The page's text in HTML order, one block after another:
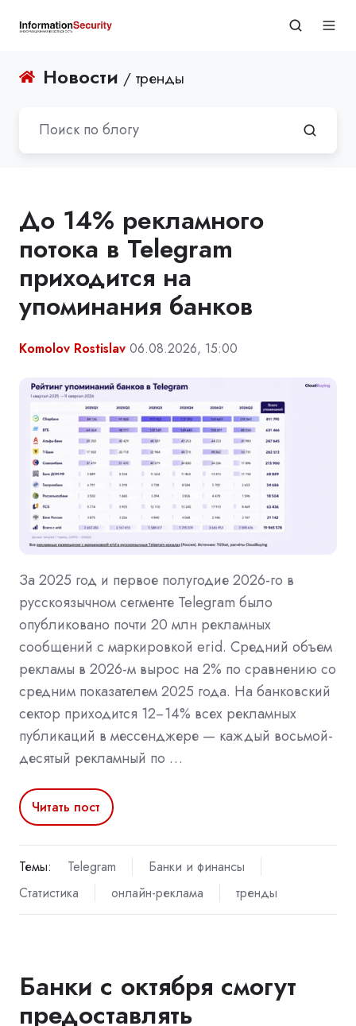
Новости / тренды
До 14% рекламного
потока в Telegram
приходится на
упоминания банков
Komolov Rostislav 06.08.2026, 15:00
За 2025 год и первое полугодие 2026-го в
русскоязычном сегменте Telegram было
опубликовано почти 20 млн рекламных
сообщений с маркировкой erid. Средний объем
рекламы в 2026-м вырос на 2% по сравнению со
средним показателем 2025 года. На банковский
сектор приходится 12−14% всех рекламных
публикаций в мессенджере — каждый восьмой-
десятый рекламный по …
Читать пост
Темы: Telegram
Банки и финансы
Статистика
онлайн-реклама тренды
Банки с октября смогут
предоставлять